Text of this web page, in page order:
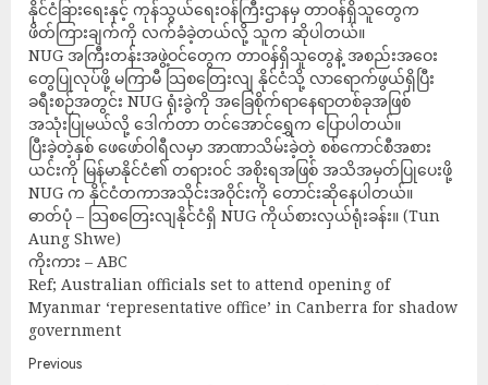
နိုင်ငံခြားရေးနှင့် ကုန်သွယ်ရေးဝန်ကြီးဌာနမှ တာဝန်ရှိသူတွေက
ဖိတ်ကြားချက်ကို လက်ခံခဲ့တယ်လို့ သူက ဆိုပါတယ်။
NUG အကြီးတန်းအဖွဲ့ဝင်တွေက တာဝန်ရှိသူတွေနဲ့ အစည်းအဝေး
တွေပြုလုပ်ဖို့ မကြာမီ သြစတြေးလျ နိုင်ငံသို့ လာရောက်ဖွယ်ရှိပြီး
ခရီးစဉ်အတွင်း NUG ရုံးခွဲကို အခြေစိုက်ရာနေရာတစ်ခုအဖြစ်
အသုံးပြုမယ်လို့ ဒေါက်တာ တင်အောင်ရွှေက ပြောပါတယ်။
ပြီးခဲ့တဲ့နှစ် ဖေဖော်ဝါရီလမှာ အာဏာသိမ်းခဲ့တဲ့ စစ်ကောင်စီအစား
ယင်းကို မြန်မာနိုင်ငံ၏ တရားဝင် အစိုးရအဖြစ် အသိအမှတ်ပြုပေးဖို့
NUG က နိုင်ငံတကာအသိုင်းအဝိုင်းကို တောင်းဆိုနေပါတယ်။
ဓာတ်ပုံ – သြစတြေးလျနိုင်ငံရှိ NUG ကိုယ်စားလှယ်ရုံးခန်း။ (Tun
Aung Shwe)
ကိုးကား – ABC
Ref; Australian officials set to attend opening of
Myanmar ‘representative office’ in Canberra for shadow
government
Previous